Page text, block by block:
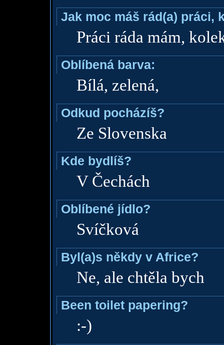
Jak moc máš rád(a) práci,
Práci ráda mám,
Oblíbená barva:
Bílá, zelená,
Odkud pocházíš?
Ze Slovenska
Kde bydlíš?
V Čechách
Oblíbené jídlo?
Svíčková
Byl(a)s někdy v Africe?
Ne, ale chtěla bych
Been toilet papering?
:-)